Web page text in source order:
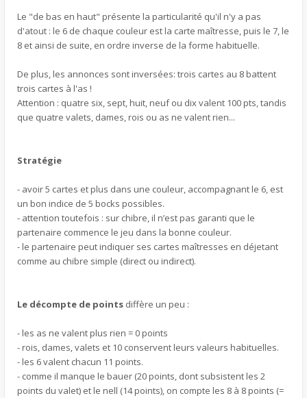
Le "de bas en haut" présente la particularité qu'il n'y a pas
d'atout : le 6 de chaque couleur est la carte maîtresse, puis le 7, le
8 et ainsi de suite, en ordre inverse de la forme habituelle.
De plus, les annonces sont inversées: trois cartes au 8 battent
trois cartes à l'as !
Attention : quatre six, sept, huit, neuf ou dix valent 100 pts, tandis
que quatre valets, dames, rois ou as ne valent rien...
Stratégie
- avoir 5 cartes et plus dans une couleur, accompagnant le 6, est
un bon indice de 5 bocks possibles.
- attention toutefois : sur chibre, il n’est pas garanti que le
partenaire commence le jeu dans la bonne couleur.
- le partenaire peut indiquer ses cartes maîtresses en déjetant
comme au chibre simple (direct ou indirect).
Le décompte de points diffère un peu :
- les as ne valent plus rien = 0 points
- rois, dames, valets et 10 conservent leurs valeurs habituelles.
- les 6 valent chacun 11 points.
- comme il manque le bauer (20 points, dont subsistent les 2
points du valet) et le nell (14 points), on compte les 8 à 8 points (=